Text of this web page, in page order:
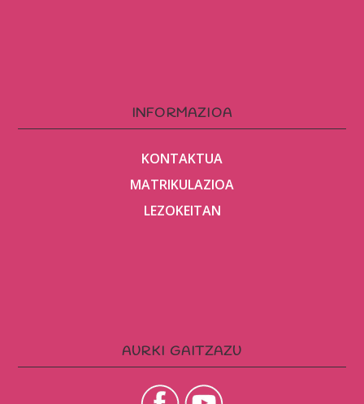
INFORMAZIOA
KONTAKTUA
MATRIKULAZIOA
LEZOKEITAN
AURKI GAITZAZU